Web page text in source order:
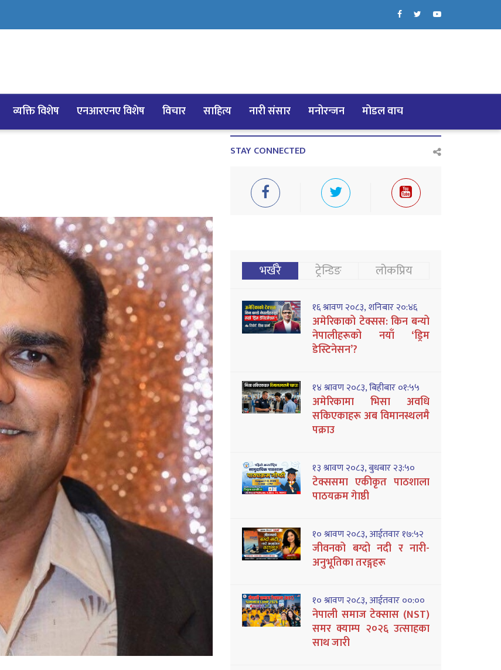
व्यक्ति विशेष एनआरएनए विशेष विचार साहित्य नारी संसार मनोरन्जन मोडल वाच
STAY CONNECTED
भर्खरै ट्रेन्डिङ लोकप्रिय
१६ श्रावण २०८३, शनिबार २०:४६
अमेरिकाको टेक्सस: किन बन्यो
नेपालीहरूको नयाँ ‘ड्रिम
डेस्टिनेसन’?
१४ श्रावण २०८३, बिहीबार ०१:५५
अमेरिकामा भिसा अवधि
सकिएकाहरू अब विमानस्थलमै
पक्राउ
१३ श्रावण २०८३, बुधबार २३:५०
टेक्ससमा एकीकृत पाठशाला
पाठयक्रम गेाष्ठी
१० श्रावण २०८३, आईतवार १७:५२
जीवनको बग्दो नदी र नारी-
अनुभूतिका तरङ्गहरू
१० श्रावण २०८३, आईतवार ००:००
नेपाली समाज टेक्सास (NST)
समर क्याम्प २०२६ उत्साहका
साथ जारी